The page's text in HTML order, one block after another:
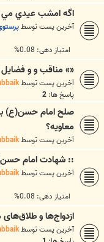
اگه امشب عيدي مي
آخرین پست توسط
امتیاز دهی: 0.08%
«» مناقب و و
آخرین پست توسط
پاسخ ها: 2
صلح امام حسن(ع)
معاويه؟
آخرین پست توسط
:: شهادت امام
آخرین پست توسط
امتیاز دهی: 0.08%
ازدواج‌ها و
آخرین پست توسط